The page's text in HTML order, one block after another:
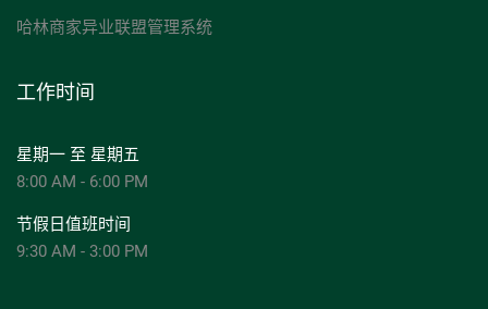
哈林商家异业联盟管理系统
工作时间
星期一 至 星期五
8:00 AM - 6:00 PM
节假日值班时间
9:30 AM - 3:00 PM